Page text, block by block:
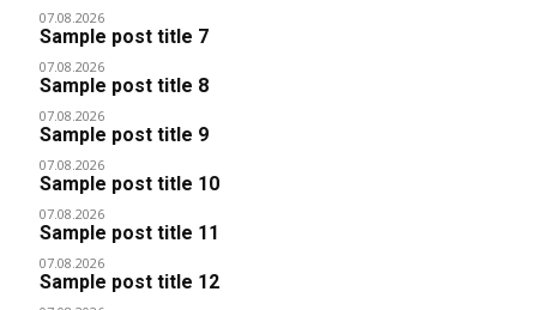
07.08.2026
Sample post title 7
07.08.2026
Sample post title 8
07.08.2026
Sample post title 9
07.08.2026
Sample post title 10
07.08.2026
Sample post title 11
07.08.2026
Sample post title 12